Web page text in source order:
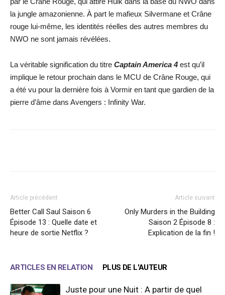
la jungle amazonienne. À part le mafieux Silvermane et Crâne
rouge lui-même, les identités réelles des autres membres du
NWO ne sont jamais révélées.
La véritable signification du titre Captain America 4 est qu’il
implique le retour prochain dans le MCU de Crâne Rouge, qui
a été vu pour la dernière fois à Vormir en tant que gardien de la
pierre d’âme dans Avengers : Infinity War.
Article précédent
Better Call Saul Saison 6
Épisode 13 : Quelle date et
heure de sortie Netflix ?
Article suivant
Only Murders in the Building
Saison 2 Épisode 8 :
Explication de la fin !
ARTICLES EN RELATION PLUS DE L'AUTEUR
Juste pour une Nuit : A partir de quel